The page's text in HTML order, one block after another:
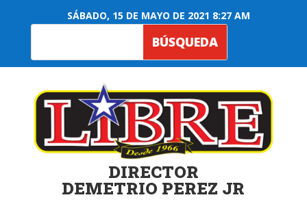
SÁBADO, 15 DE MAYO DE 2021 8:27 AM
DIRECTOR
DEMETRIO PEREZ JR